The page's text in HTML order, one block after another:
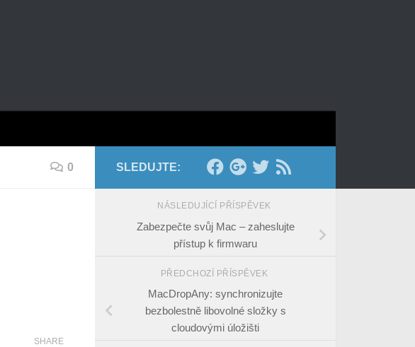
0
SHARE
SLEDUJTE:
NÁSLEDUJÍCÍ PŘÍSPĚVEK
Zabezpečte svůj Mac – zaheslujte
přístup k firmwaru
PŘEDCHOZÍ PŘÍSPĚVEK
MacDropAny: synchronizujte
bezbolestně libovolné složky s
cloudovými úložišti